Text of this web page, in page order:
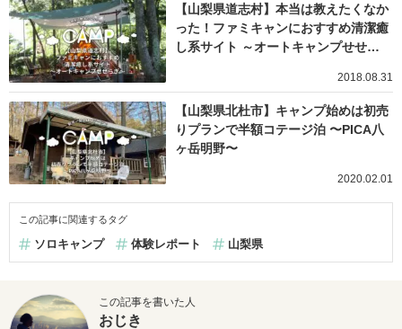
【山梨県道志村】本当は教えたくなか
った！ファミキャンにおすすめ清潔癒
し系サイト ～オートキャンプせせ…
2018.08.31
【山梨県北杜市】キャンプ始めは初売
りプランで半額コテージ泊 〜PICA八
ヶ岳明野〜
2020.02.01
この記事に関連するタグ
ソロキャンプ 体験レポート 山梨県
この記事を書いた人
おじき